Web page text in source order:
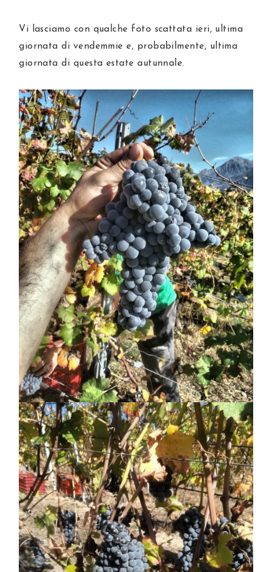
Vi lasciamo con qualche foto scattata ieri, ultima
giornata di vendemmie e, probabilmente, ultima
giornata di questa estate autunnale.